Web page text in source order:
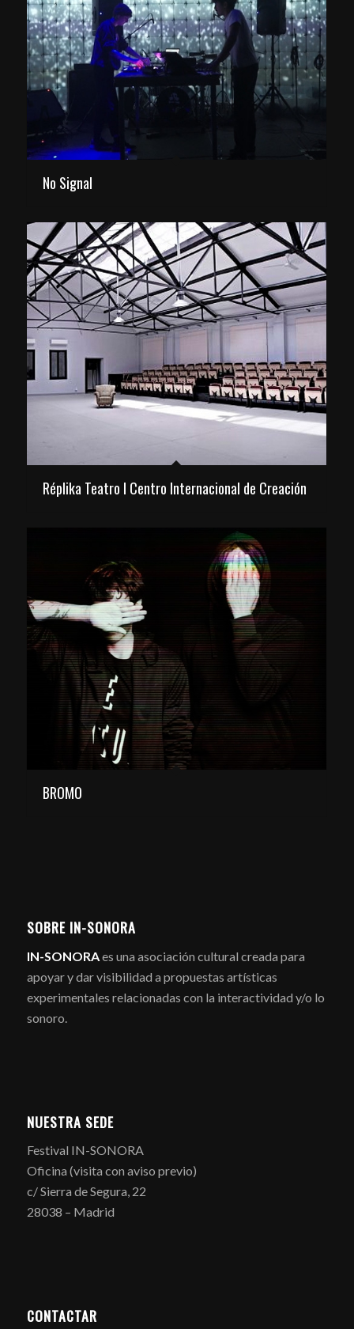
No Signal
Réplika Teatro I Centro Internacional de Creación
BROMO
SOBRE IN-SONORA
IN-SONORAes una asociación cultural creada para
apoyar y dar visibilidad a propuestas artísticas
experimentales relacionadas con la interactividad y/o lo
sonoro.
NUESTRA SEDE
Festival IN-SONORA
Oficina (visita con aviso previo)
c/ Sierra de Segura, 22
28038 – Madrid
CONTACTAR